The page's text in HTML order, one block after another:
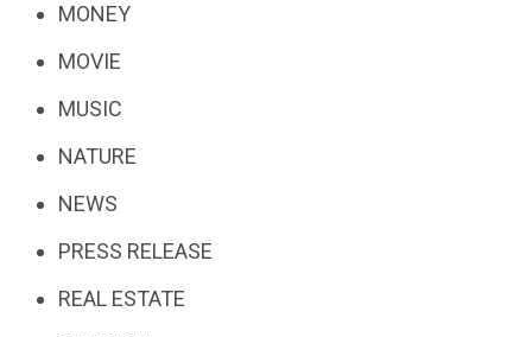
MONEY
MOVIE
MUSIC
NATURE
NEWS
PRESS RELEASE
REAL ESTATE